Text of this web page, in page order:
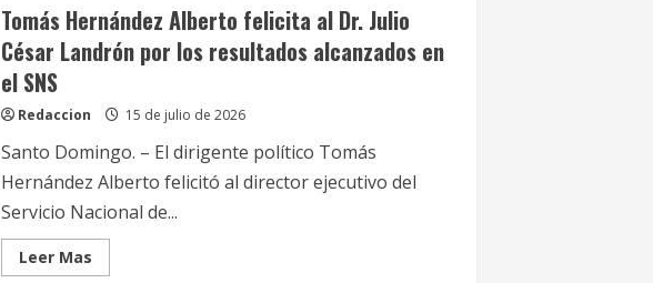
no
de
promesas.
Tomás Hernández Alberto felicita al Dr. Julio
César Landrón por los resultados alcanzados en
el SNS
Redaccion 15 de julio de 2026
Santo Domingo. – El dirigente político Tomás
Hernández Alberto felicitó al director ejecutivo del
Servicio Nacional de...
Leer MasRead
more